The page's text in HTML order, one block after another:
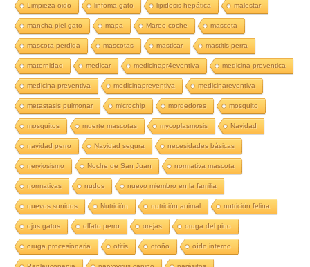
Limpieza oido linfoma gato lipidosis hepática malestar
mancha piel gato mapa Mareo coche mascota
mascota perdida mascotas masticar mastitis perra
maternidad medicar medicinapr4eventiva medicina preventica
medicina preventiva medicinapreventiva medicinareventiva
metastasis pulmonar microchip mordedores mosquito
mosquitos muerte mascotas mycoplasmosis Navidad
navidad perro Navidad segura necesidades básicas
nerviosismo Noche de San Juan normativa mascota
normativas nudos nuevo miembro en la familia
nuevos sonidos Nutrición nutrición animal nutrición felina
ojos gatos olfato perro orejas oruga del pino
oruga procesionaria otitis otoño oído interno